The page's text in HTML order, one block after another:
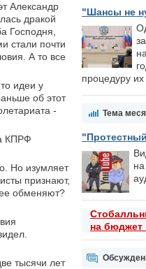
"Шансы не
процедуру их
Тема
на бюджет
Александр
дракой
Господня,
стали почти
А то все
идеи у
об этот
-
КПРФ
Но изумляет
признают,
обменяют?
тысячи лет